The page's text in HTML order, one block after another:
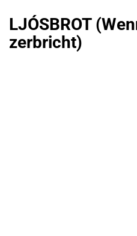
LJÓSBROT
zerbricht)